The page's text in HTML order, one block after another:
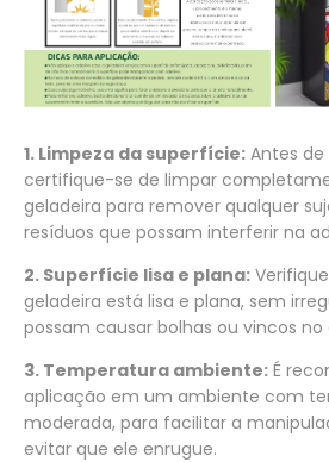
1. Limpeza da superfície: Antes de
certifique-se de limpar
geladeira para remover qualquer
resíduos que possam interferir na
2. Superfície lisa e plana:
geladeira está lisa e plana, sem
possam causar bolhas ou vincos no
3. Temperatura ambiente: É
aplicação em um ambiente com
moderada, para facilitar a
evitar que ele enrugue.